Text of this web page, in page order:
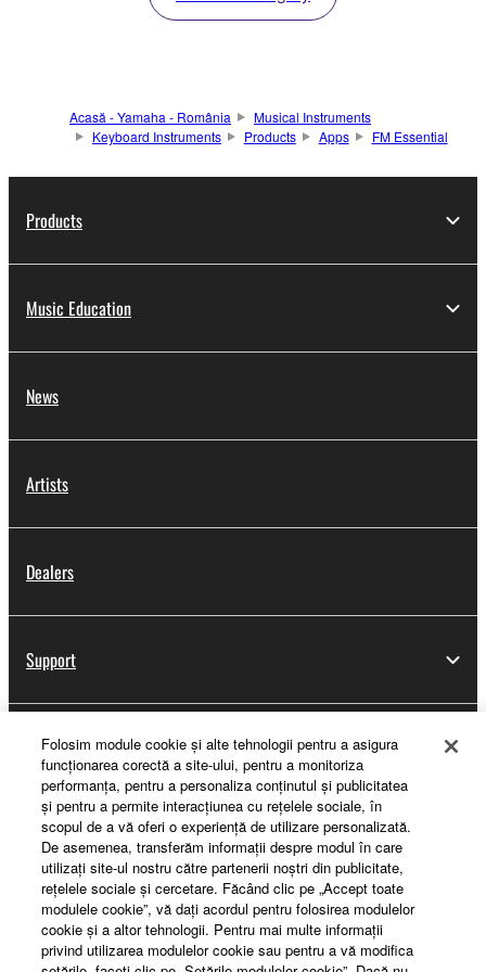
Acasă - Yamaha - România
Musical Instruments
Keyboard Instruments
Products Apps FM Essential
Products
Music Education
News
Artists
Dealers
Support
Yamaha Music ID Registration
About Yamaha
România - English
Business
Folosim module cookie şi alte tehnologii pentru a asigura
funcţionarea corectă a site-ului, pentru a monitoriza
performanţa, pentru a personaliza conţinutul şi publicitatea
şi pentru a permite interacţiunea cu reţelele sociale, în
scopul de a vă oferi o experienţă de utilizare personalizată.
De asemenea, transferăm informaţii despre modul în care
utilizaţi site-ul nostru către partenerii noştri din publicitate,
reţelele sociale şi cercetare. Făcând clic pe „Accept toate
modulele cookie”, vă daţi acordul pentru folosirea modulelor
cookie şi a altor tehnologii. Pentru mai multe informaţii
privind utilizarea modulelor cookie sau pentru a vă modifica